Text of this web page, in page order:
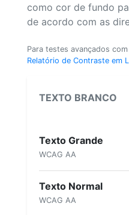
como cor de fundo
de acordo com as
Para testes avançados
Relatório de Contraste em
TEXTO BRANCO
Texto Grande
WCAG AA
Texto Normal
WCAG AA